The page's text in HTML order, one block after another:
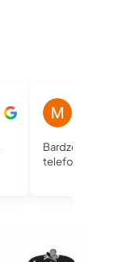
Bardzo dobry
telefoniczny,